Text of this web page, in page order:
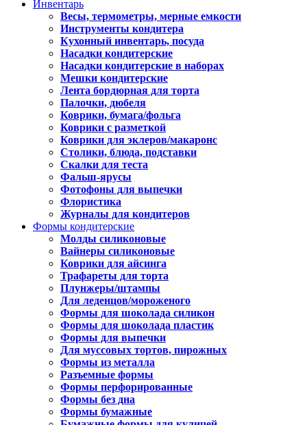
Инвентарь
Весы, термометры, мерные емкости
Инструменты кондитера
Кухонный инвентарь, посуда
Насадки кондитерские
Насадки кондитерские в наборах
Мешки кондитерские
Лента бордюрная для торта
Палочки, дюбеля
Коврики, бумага/фольга
Коврики с разметкой
Коврики для эклеров/макаронс
Столики, блюда, подставки
Скалки для теста
Фальш-ярусы
Фотофоны для выпечки
Флористика
Журналы для кондитеров
Формы кондитерские
Молды силиконовые
Вайнеры силиконовые
Коврики для айсинга
Трафареты для торта
Плунжеры/штампы
Для леденцов/мороженого
Формы для шоколада силикон
Формы для шоколада пластик
Формы для выпечки
Для муссовых тортов, пирожных
Формы из металла
Разъемные формы
Формы перфорированные
Формы без дна
Формы бумажные